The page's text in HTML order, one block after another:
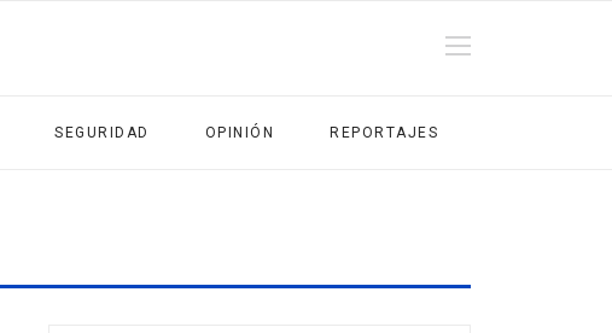
SEGURIDAD OPINIÓN REPORTAJES